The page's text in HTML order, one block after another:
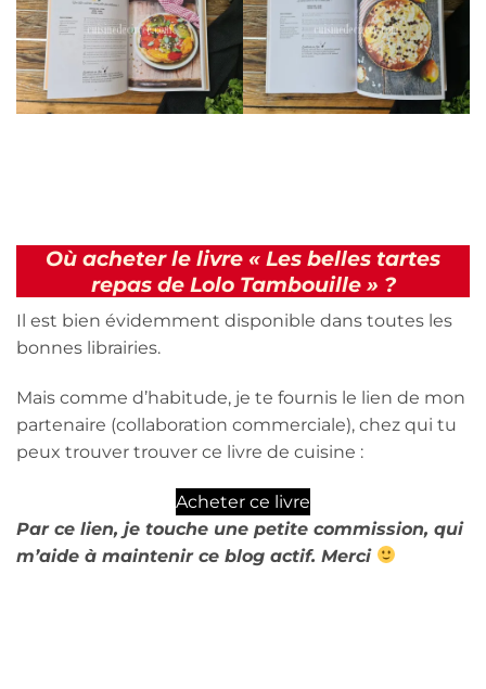
Où acheter le livre « Les belles tartes
repas de Lolo Tambouille » ?
Il est bien évidemment disponible dans toutes les
bonnes librairies.
Mais comme d’habitude, je te fournis le lien de mon
partenaire (collaboration commerciale), chez qui tu
peux trouver trouver ce livre de cuisine :
Acheter ce livre
Par ce lien, je touche une petite commission, qui
m’aide à maintenir ce blog actif. Merci